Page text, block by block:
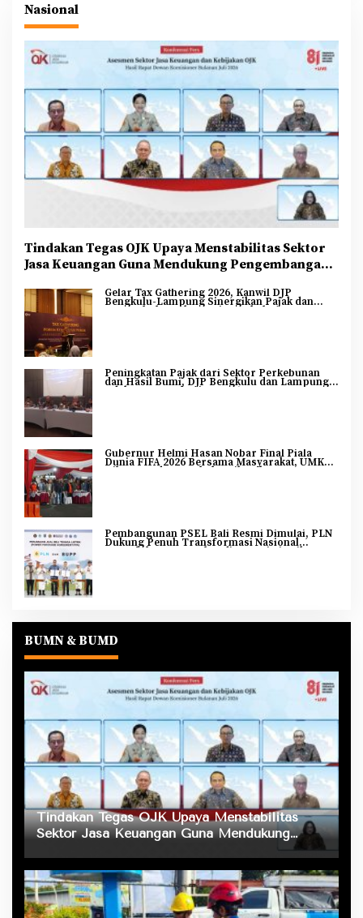
Nasional
Tindakan Tegas OJK Upaya Menstabilitas Sektor
Jasa Keuangan Guna Mendukung Pengembangan
Gelar Tax Gathering 2026, Kanwil DJP
Bengkulu-Lampung Sinergikan Pajak dan
Pertumbuhan Ekonomi Bengkulu
Peningkatan Pajak dari Sektor Perkebunan
dan Hasil Bumi, DJP Bengkulu dan Lampung
Adakan Tax Gathering 2026
Gubernur Helmi Hasan Nobar Final Piala
Dunia FIFA 2026 Bersama Masyarakat, UMKM
Diborong dan Sembako Dibagikan
Pembangunan PSEL Bali Resmi Dimulai, PLN
Dukung Penuh Transformasi Nasional
Pengelolaan Sampah Jadi Energi Listrik
BUMN & BUMD
Tindakan Tegas OJK Upaya Menstabilitas
Sektor Jasa Keuangan Guna Mendukung